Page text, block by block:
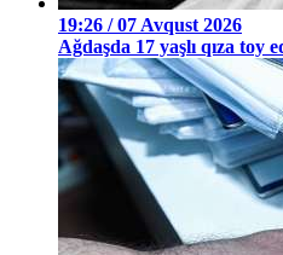
19:26 / 07 Avqust 2026
Ağdaşda 17 yaşlı qıza toy